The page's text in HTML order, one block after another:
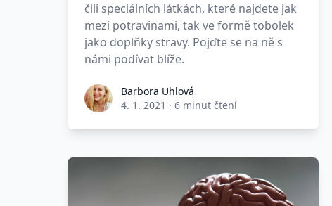
čili speciálních látkách, které najdete jak
mezi potravinami, tak ve formě tobolek
jako doplňky stravy. Pojďte se na ně s
námi podívat blíže.
Barbora Uhlová
4. 1. 2021 · 6 minut čtení